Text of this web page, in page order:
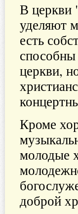
В церкви
уделяют
есть
церкви,
Кроме
молодые
доброй